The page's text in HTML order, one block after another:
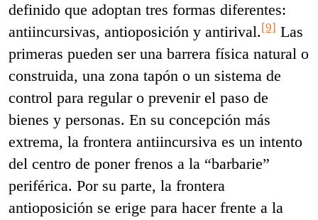
definido que adoptan tres formas diferentes:
antiincursivas, antioposición y antirival.[9] Las
primeras pueden ser una barrera física natural o
construida, una zona tapón o un sistema de
control para regular o prevenir el paso de
bienes y personas. En su concepción más
extrema, la frontera antiincursiva es un intento
del centro de poner frenos a la “barbarie”
periférica. Por su parte, la frontera
antioposición se erige para hacer frente a la